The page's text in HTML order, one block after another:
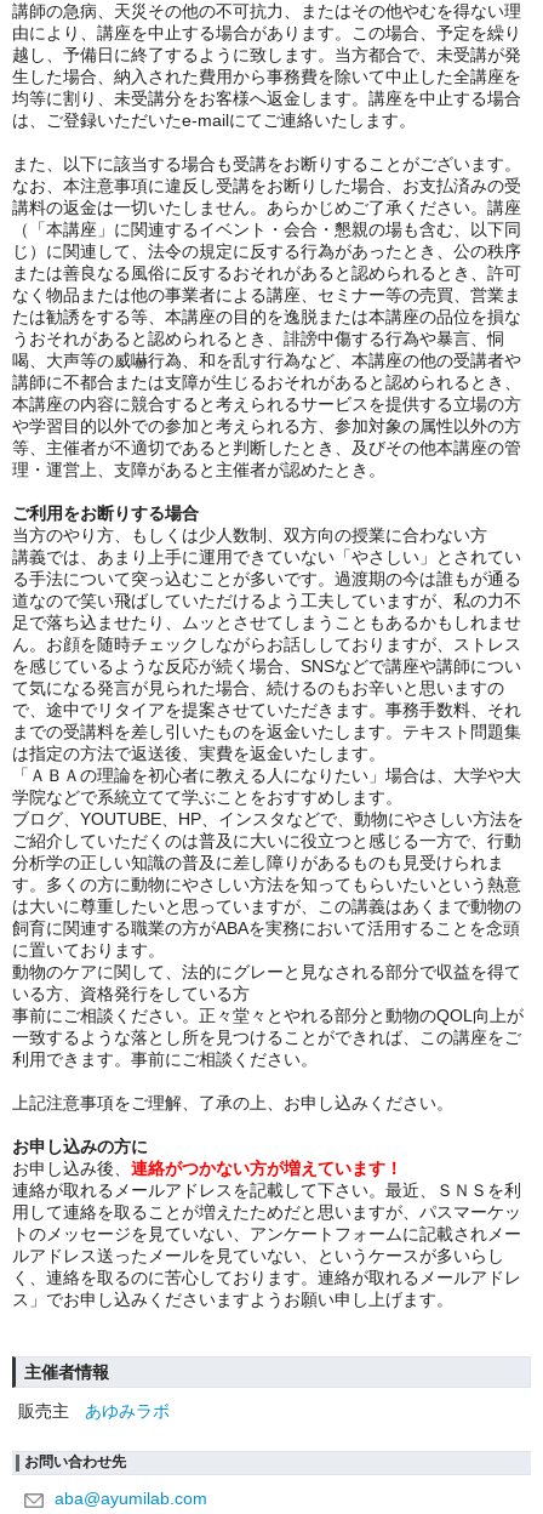
講師の急病、天災その他の不可抗力、またはその他やむを得ない理
由により、講座を中止する場合があります。この場合、予定を繰り
越し、予備日に終了するように致します。当方都合で、未受講が発
生した場合、納入された費用から事務費を除いて中止した全講座を
均等に割り、未受講分をお客様へ返金します。講座を中止する場合
は、ご登録いただいたe-mailにてご連絡いたします。
また、
以下に該当する場合も受講をお断りすることがございます。
なお、本注意事項に違反し受講をお断りした場合、お支払済みの受
講料の返金は一切いたしません。あらかじめご了承ください。 講座
（「本講座」に関連するイベント・会合・懇親の場も含む、以下同
じ）に関連して、法令の規定に反する行為があったとき、公の秩序
または善良なる風俗に反するおそれがあると認められるとき、許可
なく物品または他の事業者による講座、セミナー等の売買、営業ま
たは勧誘をする等、本講座の目的を逸脱または本講座の品位を損な
うおそれがあると認められるとき、誹謗中傷する行為や暴言、恫
喝、大声等の威嚇行為、和を乱す行為など、本講座の他の受講者や
講師に不都合または支障が生じるおそれがあると認められるとき、
本講座の内容に競合すると考えられるサービスを提供する立場の方
や学習目的以外での参加と考えられる方、参加対象の属性以外の方
等、主催者が不適切であると判断したとき、及びその他本講座の管
理・運営上、支障があると主催者が認めたとき。
ご利用をお断りする場合
当方のやり方、もしくは少人数制、双方向の授業に合わない方
講義では、あまり上手に運用できていない「やさしい」とされてい
る手法について突っ込むことが多いです。過渡期の今は誰もが通る
道なので笑い飛ばしていただけるよう工夫していますが、私の力不
足で落ち込ませたり、ムッとさせてしまうこともあるかもしれませ
ん。お顔を随時チェックしながらお話ししておりますが、ストレス
を感じているような反応が続く場合、SNSなどで講座や講師につい
て気になる発言が見られた場合、続けるのもお辛いと思いますの
で、途中でリタイアを提案させていただきます。事務手数料、それ
までの受講料を差し引いたものを返金いたします。テキスト問題集
は指定の方法で返送後、実費を返金いたします。
「ＡＢＡの理論を初心者に教える人になりたい」場合は、大学や大
学院などで系統立てて学ぶことをおすすめします。
ブログ、YOUTUBE、HP、インスタなどで、動物にやさしい方法を
ご紹介していただくのは普及に大いに役立つと感じる一方で、行動
分析学の正しい知識の普及に差し障りがあるものも見受けられま
す。多くの方に動物にやさしい方法を知ってもらいたいという熱意
は大いに尊重したいと思っていますが、この講義はあくまで動物の
飼育に関連する職業の方がABAを実務において活用することを念頭
に置いております。
動物のケアに関して、法的にグレーと見なされる部分で収益を得て
いる方、資格発行をしている方
事前にご相談ください。正々堂々とやれる部分と動物のQOL向上が
一致するような落とし所を見つけることができれば、この講座をご
利用できます。事前にご相談ください。
上記注意事項をご理解、了承の上、お申し込みください。
お申し込みの方に
お申し込み後、 連絡がつかない方が増えています！
連絡が取れるメールアドレスを記載して下さい。最近、ＳＮＳを利
用して連絡を取ることが増えたためだと思いますが、パスマーケッ
トのメッセージを見ていない、アンケートフォームに記載されメー
ルアドレス送ったメールを見ていない、というケースが多いらし
く、連絡を取るのに苦心しております。連絡が取れるメールアドレ
ス」でお申し込みくださいますようお願い申し上げます。
主催者情報
販売主
あゆみラボ
お問い合わせ先
aba@ayumilab.com